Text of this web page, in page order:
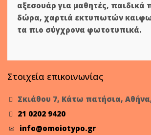
αξεσουάρ για μαθητές, παιδικά
δώρα, χαρτιά εκτυπωτών και
τα πιο σύγχρονα φωτοτυπικά.
Στοιχεία επικοινωνίας
Σκιάθου 7, Κάτω πατήσια,
21 0202 9420
info@omoiotypo.gr